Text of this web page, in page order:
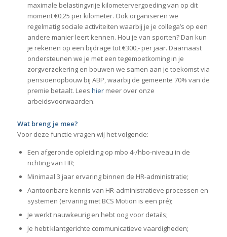
maximale belastingvrije kilometervergoeding van op dit
moment €0,25 per kilometer. Ook organiseren we
regelmatig sociale activiteiten waarbij je je collega’s op een
andere manier leert kennen. Hou je van sporten? Dan kun
je rekenen op een bijdrage tot €300,- per jaar. Daarnaast
ondersteunen we je met een tegemoetkoming in je
zorgverzekering en bouwen we samen aan je toekomst via
pensioenopbouw bij ABP, waarbij de gemeente 70% van de
premie betaalt. Lees hiermeer over onze
arbeidsvoorwaarden.
Wat breng je mee?
Voor deze functie vragen wij het volgende:
Een afgeronde opleiding op mbo 4-/hbo-niveau in de
richting van HR;
Minimaal 3 jaar ervaring binnen de HR-administratie;
Aantoonbare kennis van HR-administratieve processen en
systemen (ervaring met BCS Motion is een pré);
Je werkt nauwkeurig en hebt oog voor details;
Je hebt klantgerichte communicatieve vaardigheden;